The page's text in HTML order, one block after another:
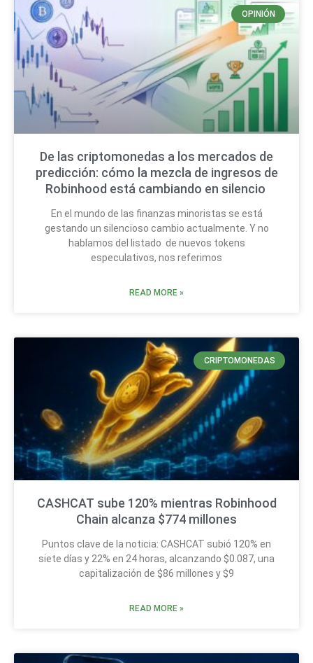
OPINIÓN
De las criptomonedas a los mercados de
predicción: cómo la mezcla de ingresos de
Robinhood está cambiando en silencio
En el mundo de las finanzas minoristas se está
gestando un silencioso cambio actualmente. Y no
hablamos del listado de nuevos tokens
especulativos, nos referimos
READ MORE »
CRIPTOMONEDAS
CASHCAT sube 120% mientras Robinhood
Chain alcanza $774 millones
Puntos clave de la noticia: CASHCAT subió 120% en
siete días y 22% en 24 horas, alcanzando $0.087, una
capitalización de $86 millones y $9
READ MORE »